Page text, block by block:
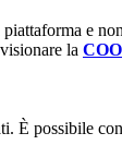
e
la
È possibile